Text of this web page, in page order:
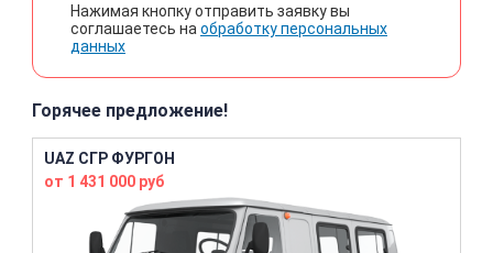
Нажимая кнопку отправить заявку вы
соглашаетесь на обработку персональных
данных
Горячее предложение!
UAZ СГР ФУРГОН
от 1 431 000 руб